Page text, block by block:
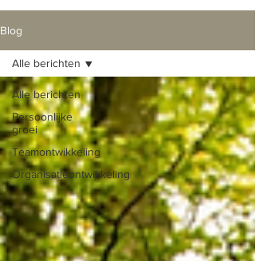
Blog
Alle berichten
Persoonlijke
groei
Teamontwikkeling
Organisatieontwikkeling
Alle berichten